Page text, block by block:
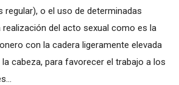
regular), o el uso de determinadas
del acto sexual como es la
con la cadera ligeramente elevada
cabeza, para favorecer el trabajo a los